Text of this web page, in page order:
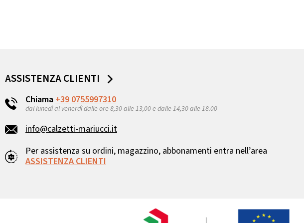
ASSISTENZA CLIENTI
Chiama +39 0755997310
dal lunedì al venerdì dalle ore 8,30 alle 13,00 e dalle 14,30 alle 18.00
info@calzetti-mariucci.it
Per assistenza su ordini, magazzino, abbonamenti entra nell’area
ASSISTENZA CLIENTI